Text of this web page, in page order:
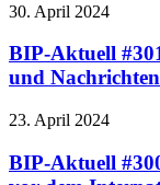
30. April 2024
BIP-Aktuell
und
23. April 2024
BIP-Aktuell